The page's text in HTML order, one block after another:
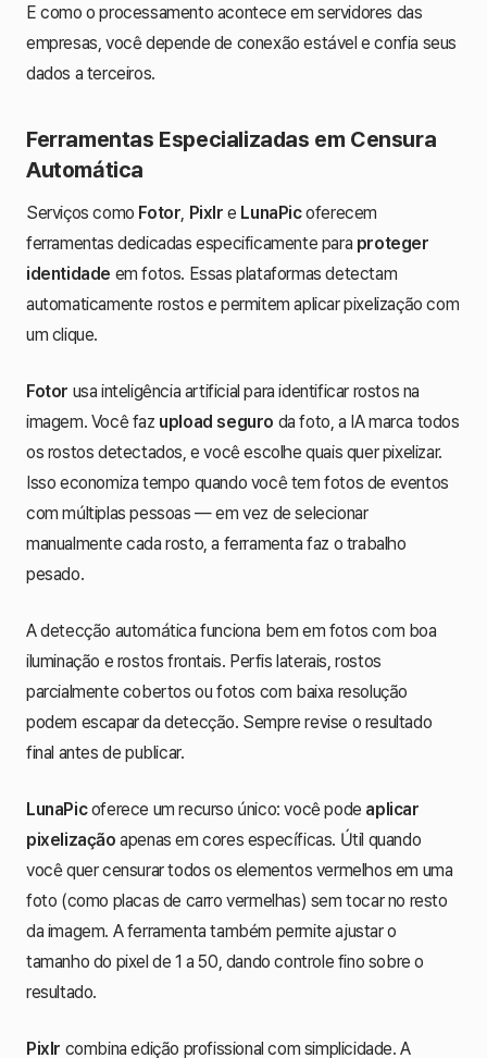
E como o processamento acontece em servidores das
empresas, você depende de conexão estável e confia seus
dados a terceiros.
Ferramentas Especializadas em Censura
Automática
Serviços como Fotor, Pixlr e LunaPicoferecem
ferramentas dedicadas especificamente para proteger
identidade em fotos. Essas plataformas detectam
automaticamente rostos e permitem aplicar pixelização com
um clique.
Fotor usa inteligência artificial para identificar rostos na
imagem. Você faz upload seguro da foto, a IA marca todos
os rostos detectados, e você escolhe quais quer pixelizar.
Isso economiza tempo quando você tem fotos de eventos
com múltiplas pessoas — em vez de selecionar
manualmente cada rosto, a ferramenta faz o trabalho
pesado.
A detecção automática funciona bem em fotos com boa
iluminação e rostos frontais. Perfis laterais, rostos
parcialmente cobertos ou fotos com baixa resolução
podem escapar da detecção. Sempre revise o resultado
final antes de publicar.
LunaPicoferece um recurso único: você pode aplicar
pixelização apenas em cores específicas. Útil quando
você quer censurar todos os elementos vermelhos em uma
foto (como placas de carro vermelhas) sem tocar no resto
da imagem. A ferramenta também permite ajustar o
tamanho do pixel de 1 a 50, dando controle fino sobre o
resultado.
Pixlr combina edição profissional com simplicidade. A